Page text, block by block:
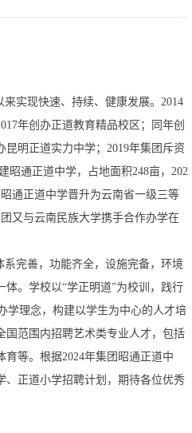
实现快速、持续、健康发展。 2014
年创办正道教育精品校区；同年创
昆明正道实力中学；2019年集团斥资
昭通正道中学，占地面积248亩，202
通正道中学晋升为云南省一级三等
又与云南民族大学携手合作办学在
完善，功能齐全，设施完备，环境
体。学校以“学正明道”为校训，践行
学理念，构建以学生为中心的人才培
国范围内招聘艺术类专业人才，包括
等。根据2024年集团昭通正道中
、正道小学招聘计划，期待各位优秀